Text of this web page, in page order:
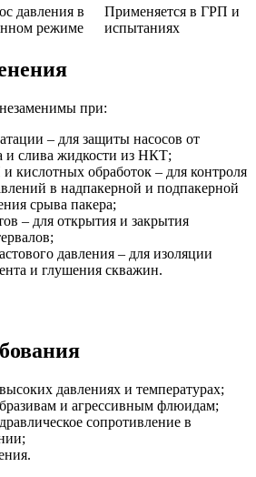
давления в
режиме
Применяется в ГРП и
испытаниях
при:
– для защиты насосов от
и слива жидкости из НКТ;
кислотных обработок – для контроля
в надпакерной и подпакерной
срыва пакера;
– для открытия и закрытия
давления – для изоляции
и глушения скважин.
давлениях и температурах;
и агрессивным флюидам;
сопротивление в